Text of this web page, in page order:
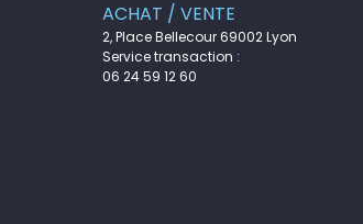
ACHAT / VENTE
2, Place Bellecour 69002 Lyon
Service transaction :
06 24 59 12 60